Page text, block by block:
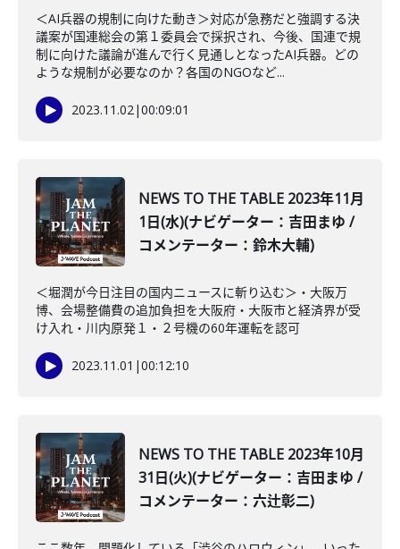
＜AI兵器の規制に向けた動き＞対応が急務だと強調する決
議案が国連総会の第１委員会で採択され、今後、国連で規
制に向けた議論が進んで行く見通しとなったAI兵器。どの
ような規制が必要なのか？各国のNGOなど...
2023.11.02|00:09:01
NEWS TO THE TABLE 2023年11月
1日(水)(ナビゲーター：吉田まゆ /
コメンテーター：鈴木大輔)
＜堀潤が今日注目の国内ニュースに斬り込む＞・大阪万
博、会場整備費の追加負担を大阪府・大阪市と経済界が受
け入れ・川内原発１・２号機の60年運転を認可
2023.11.01 |00:12:10
NEWS TO THE TABLE 2023年10月
31日(火)(ナビゲーター：吉田まゆ /
コメンテーター：六辻彰二)